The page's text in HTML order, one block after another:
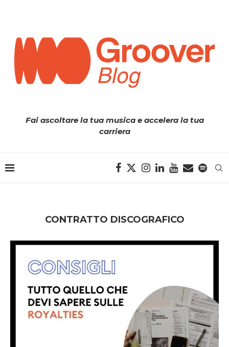
Fai ascoltare la tua musica e accelera la tua
carriera
CONTRATTO DISCOGRAFICO